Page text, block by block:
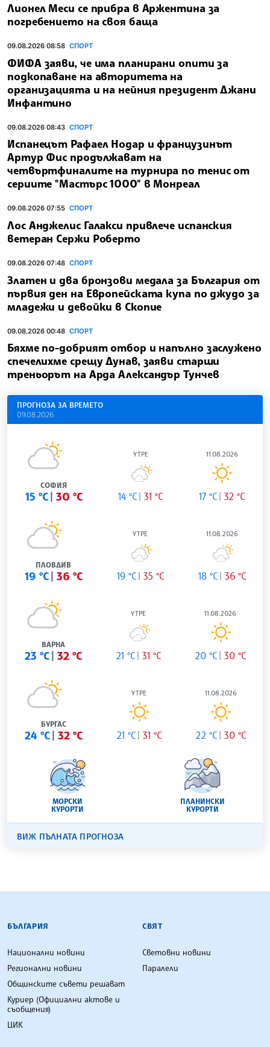
Лионел Меси се прибра в Аржентина за
погребението на своя баща
09.08.2026 08:58 СПОРТ
ФИФА заяви, че има планирани опити за
подкопаване на авторитета на
организацията и на нейния президент Джани
Инфантино
09.08.2026 08:43 СПОРТ
Испанецът Рафаел Hодар и французинът
Артур Фис продължават на
четвъртфиналите на турнира по тенис от
сериите "Мастърс 1000" в Монреал
09.08.2026 07:55 СПОРТ
Лос Анджелис Галакси привлече испанския
ветеран Сержи Роберто
09.08.2026 07:48 СПОРТ
Златен и два бронзови медала за България от
първия ден на Европейската купа по джудо за
младежи и девойки в Скопие
09.08.2026 00:48 СПОРТ
Бяхме по-добрият отбор и напълно заслужено
спечелихме срещу Дунав, заяви старши
треньорът на Арда Александър Тунчев
ПРОГНОЗА ЗА ВРЕМЕТО
09.08.2026
СОФИЯ
15 °C 30 °C
УТРЕ
14 °C 31 °C
11.08.2026
17 °C 32 °C
ПЛОВДИВ
19 °C 36 °C
УТРЕ
19 °C 35 °C
11.08.2026
18 °C 36 °C
ВАРНА
23 °C 32 °C
УТРЕ
21 °C 31 °C
11.08.2026
20 °C 30 °C
БУРГАС
24 °C 32 °C
УТРЕ
21 °C 31 °C
11.08.2026
22 °C 30 °C
МОРСКИ
КУРОРТИ
ПЛАНИНСКИ
КУРОРТИ
ВИЖ ПЪЛНАТА ПРОГНОЗА
БЪЛГАРСКА ТЕЛЕГРАФНА АГЕНЦИЯ
БЪЛГАРИЯ
Национални новини
Регионални новини
Общинските съвети решават
Куриер (Официални актове и
съобщения)
ЦИК
СВЯТ
Световни новини
Паралели